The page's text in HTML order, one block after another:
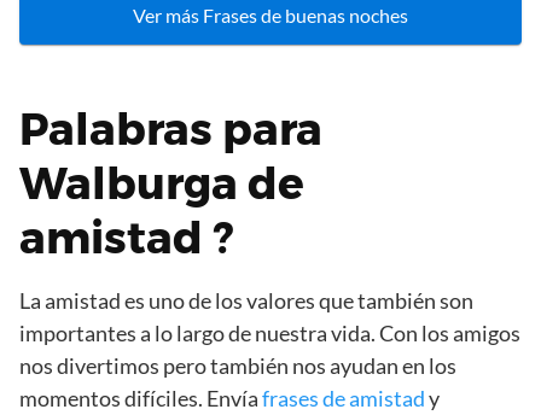
Ver más Frases de buenas noches
Palabras para
Walburga de
amistad ?
La amistad es uno de los valores que también son
importantes a lo largo de nuestra vida. Con los amigos
nos divertimos pero también nos ayudan en los
momentos difíciles. Envíafrases de amistady